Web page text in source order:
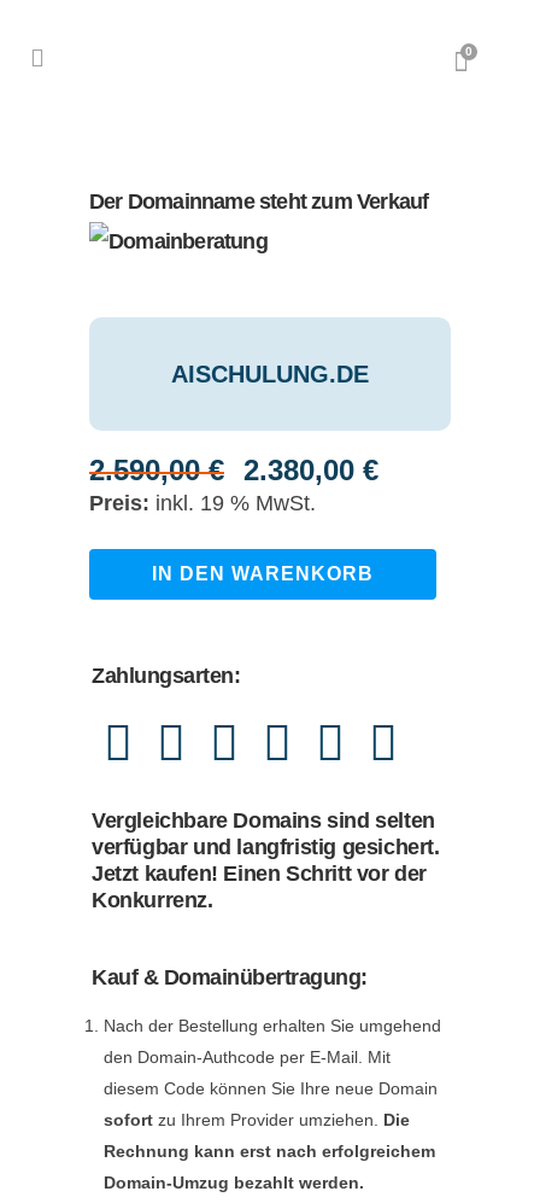
0
Der Domainname steht zum Verkauf
AISCHULUNG.DE
2.590,00€
Ursprünglicher
Preis
2.590,00 €
2.380,00 €Aktueller
inkl. 19 % MwSt.
aischulung.de
IN DEN WARENKORB
Zahlungsarten:
Vergleichbare Domains sind selten
verfügbar und langfristig gesichert.
Jetzt kaufen! Einen Schritt vor der
Konkurrenz.
Kauf & Domainübertragung:
Nach der Bestellung erhalten Sie umgehend
den Domain-Authcode per E-Mail. Mit
diesem Code können Sie Ihre neue Domain
sofort zu Ihrem Provider umziehen. Die
Rechnung kann erst nach erfolgreichem
Domain-Umzug bezahlt werden.